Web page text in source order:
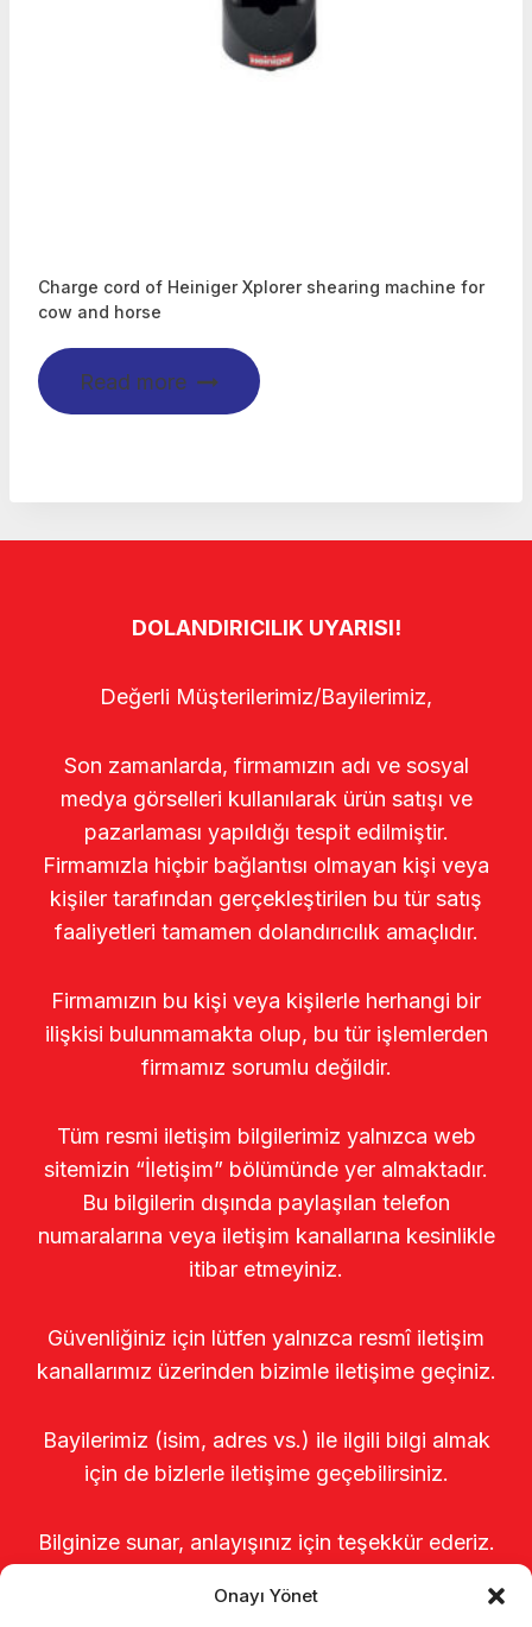
Onayı Yönet
Charge cord of Heiniger Xplorer shearing machine for
cow and horse
Read more
DOLANDIRICILIK UYARISI!
Değerli Müşterilerimiz/Bayilerimiz,
Son zamanlarda, firmamızın adı ve sosyal
medya görselleri kullanılarak ürün satışı ve
pazarlaması yapıldığı tespit edilmiştir.
Firmamızla hiçbir bağlantısı olmayan kişi veya
kişiler tarafından gerçekleştirilen bu tür satış
faaliyetleri tamamen dolandırıcılık amaçlıdır.
Firmamızın bu kişi veya kişilerle herhangi bir
ilişkisi bulunmamakta olup, bu tür işlemlerden
firmamız sorumlu değildir.
Tüm resmi iletişim bilgilerimiz yalnızca web
sitemizin “İletişim” bölümünde yer almaktadır.
Bu bilgilerin dışında paylaşılan telefon
numaralarına veya iletişim kanallarına kesinlikle
itibar etmeyiniz.
Güvenliğiniz için lütfen yalnızca resmî iletişim
kanallarımız üzerinden bizimle iletişime geçiniz.
Bayilerimiz (isim, adres vs.) ile ilgili bilgi almak
için de bizlerle iletişime geçebilirsiniz.
Bilginize sunar, anlayışınız için teşekkür ederiz.